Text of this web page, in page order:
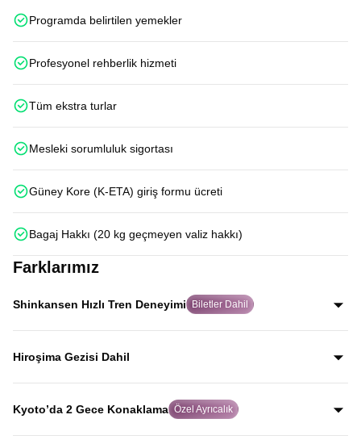
Programda belirtilen yemekler
Profesyonel rehberlik hizmeti
Tüm ekstra turlar
Mesleki sorumluluk sigortası
Güney Kore (K-ETA) giriş formu ücreti
Bagaj Hakkı (20 kg geçmeyen valiz hakkı)
Farklarımız
Shinkansen Hızlı Tren Deneyimi Biletler Dahil
Japonya’nın dünyaca ünlü Shinkansen hızlı trenleriyle
Kyoto–Tokyo ve Osaka–Hiroşima hatlarında iki kez
Hiroşima Gezisi Dahil
Dünya tarihinde atom bombasının atıldığı şehir olan
Hiroşima’da, rehberli geziyle şehrin geçmişini ve
bugününü etkileyici biçimde keşfedersiniz.
Kyoto’da 2 Gece Konaklama Özel Ayrıcalık
Birçok turda hızlıca geçilen Kyoto’da iki gece